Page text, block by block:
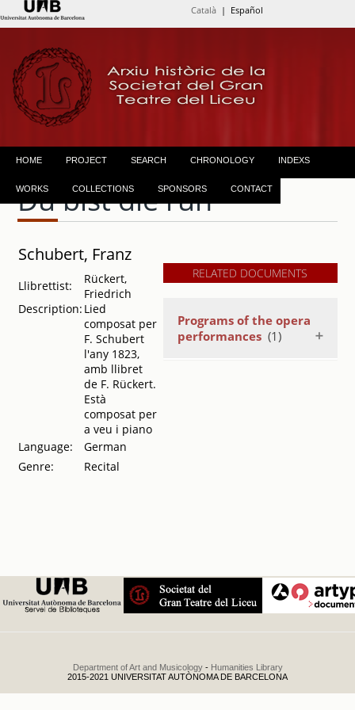
Català | Español
HOME PROJECT SEARCH CHRONOLOGY INDEXS
WORKS COLLECTIONS SPONSORS CONTACT
Du bist die ruh
Schubert, Franz
Llibrettist:
Rückert,
Friedrich
Description: Lied
composat per
F. Schubert
l'any 1823,
amb llibret
de F. Rückert.
Està
composat per
a veu i piano
Language:
German
Genre:
Recital
RELATED DOCUMENTS
Programs of the opera
performances (1)
Department of Art and Musicology- Humanities Library
2015-2021 UNIVERSITAT AUTÒNOMA DE BARCELONA